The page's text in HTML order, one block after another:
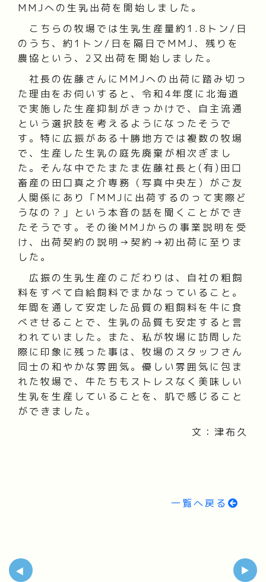
MMJへの生乳出荷を開始しました。
こちらの牧場では生乳生産量約1.8トン/日
のうち、約1トン/日を隔日でMMJ、残りを
農協という、2又出荷を開始しました。
社長の佐藤さんにMMJへの出荷に踏み切っ
た理由をお伺いすると、令和4年度に北海道
で実施した生産抑制がきっかけで、自主流通
という選択肢を考えるようになったそうで
す。特に広振がある十勝地方では複数の牧場
で、生産した生乳の庭先廃棄が相次ぎまし
た。そんな中でたまたま佐藤社長と(有)田口
畜産の田口真之介専務（写真中央左）がご友
人関係にあり「MMJに出荷するのって実際ど
うなの？」という本音の話を聞くことができ
たそうです。その後MMJからの事業説明を受
け、出荷契約の説明→契約→初出荷に至りま
した。
広振の生乳生産のこだわりは、自社の粗飼
料をすべて自給飼料でまかなっていること。
年間を通して安定した品質の粗飼料を牛に食
べさせることで、生乳の品質も安定すると言
われていました。また、私が牧場に訪問した
際に印象に残った事は、牧場のスタッフさん
同士の和やかな雰囲気。優しい雰囲気に包ま
れた牧場で、牛たちもストレスなく美味しい
生乳を生産していることを、肌で感じること
ができました。
文：津布久
一覧へ戻る